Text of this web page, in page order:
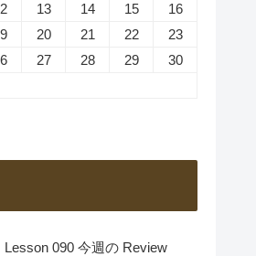
13 14 15
16
20 21 22
23
27 28 29
30
090 今週の Review